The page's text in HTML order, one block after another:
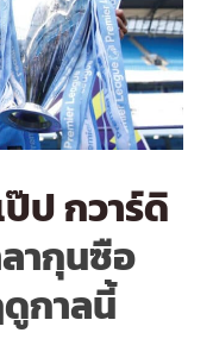
ป๊ป กวาร์ดิ
ากุนซือ
กาลนี้